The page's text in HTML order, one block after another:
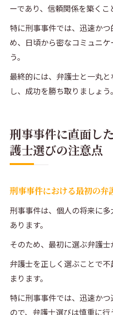
ーであり、信頼関係を築くこ
特に刑事事件では、迅速か
め、日頃から密なコミュニ
う。
最終的には、弁護士と一丸
し、成功を勝ち取りましょう。
刑事事件に直面し
護士選びの注意点
刑事事件における最初の弁
刑事事件は、個人の将来に
あります。
そのため、最初に選ぶ弁護士
弁護士を正しく選ぶことで
まります。
特に刑事事件では、迅速か
ので、弁護士選びは慎重に行